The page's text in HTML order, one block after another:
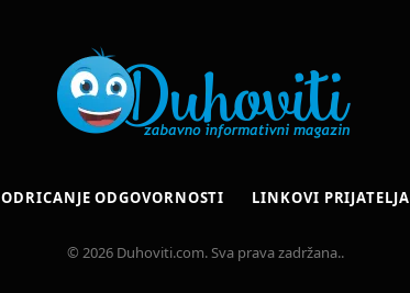
ODRICANJE ODGOVORNOSTI LINKOVI PRIJATELJA
© 2026 Duhoviti.com. Sva prava zadržana..